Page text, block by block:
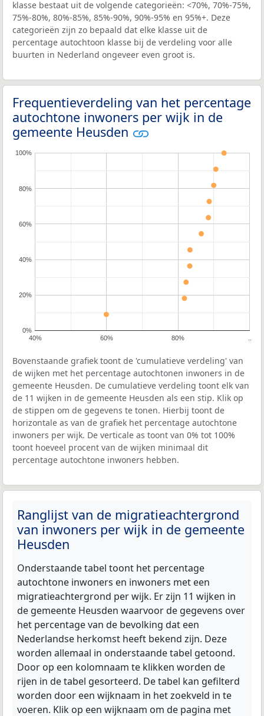
klasse bestaat uit de volgende categorieën: <70%, 70%-75%,
75%-80%, 80%-85%, 85%-90%, 90%-95% en 95%+. Deze
categorieën zijn zo bepaald dat elke klasse uit de
percentage autochtoon klasse bij de verdeling voor alle
buurten in Nederland ongeveer even groot is.
Frequentieverdeling van het percentage
autochtone inwoners per wijk in de
gemeente Heusden
40% 60% 80%
0%
20%
40%
60%
80%
100%
Bovenstaande grafiek toont de 'cumulatieve verdeling' van
de wijken met het percentage autochtonen inwoners in de
gemeente Heusden. De cumulatieve verdeling toont elk van
de 11 wijken in de gemeente Heusden als een stip. Klik op
de stippen om de gegevens te tonen. Hierbij toont de
horizontale as van de grafiek het percentage autochtone
inwoners per wijk. De verticale as toont van 0% tot 100%
toont hoeveel procent van de wijken minimaal dit
percentage autochtone inwoners hebben.
Ranglijst van de migratieachtergrond
van inwoners per wijk in de gemeente
Heusden
Onderstaande tabel toont het percentage
autochtone inwoners en inwoners met een
migratieachtergrond per wijk. Er zijn 11 wijken in
de gemeente Heusden waarvoor de gegevens over
het percentage van de bevolking dat een
Nederlandse herkomst heeft bekend zijn. Deze
worden allemaal in onderstaande tabel getoond.
Door op een kolomnaam te klikken worden de
rijen in de tabel gesorteerd. De tabel kan gefilterd
worden door een wijknaam in het zoekveld in te
voeren. Klik op een wijknaam om de pagina met